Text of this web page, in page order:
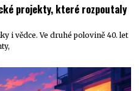
projekty, které rozpoutaly
i vědce. Ve druhé polovině 40. let